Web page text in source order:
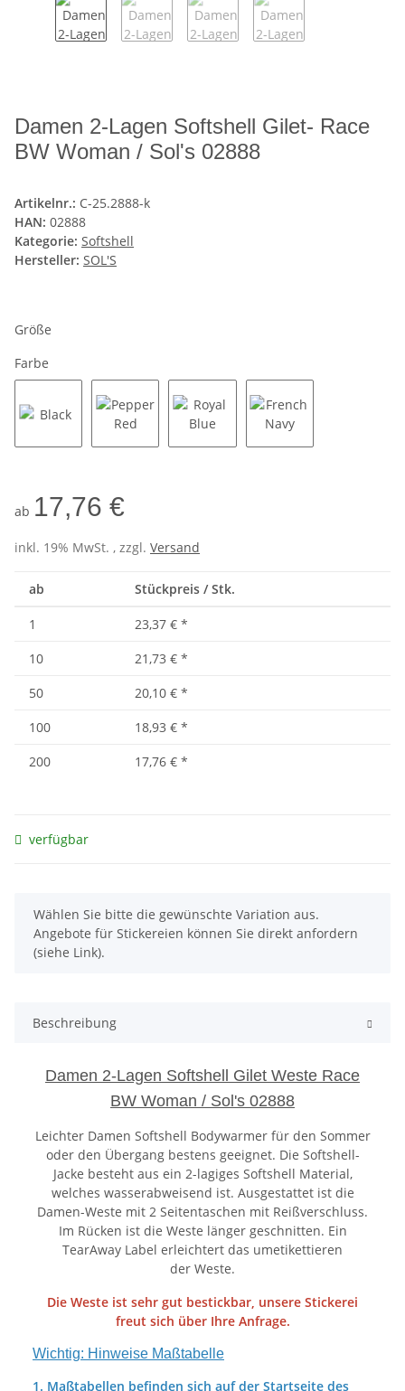
Damen 2-Lagen Softshell Gilet- Race
BW Woman / Sol's 02888
Artikelnr.: C-25.2888-k
HAN: 02888
Kategorie: Softshell
Hersteller: SOL'S
Größe
Farbe
ab 17,76 €
inkl. 19% MwSt. , zzgl. Versand
ab Stückpreis / Stk.
1 23,37 € *
10
21,73 € *
50
20,10 € *
100
18,93 € *
200
17,76 € *
verfügbar
x
Wählen Sie bitte die gewünschte Variation aus.
Angebote für Stickereien können Sie direkt anfordern
(siehe Link).
Beschreibung
Damen 2-Lagen Softshell Gilet Weste Race
BW Woman / Sol's 02888
Leichter Damen Softshell Bodywarmer für den Sommer
oder den Übergang bestens geeignet. Die Softshell-
Jacke besteht aus ein 2-lagiges Softshell Material,
welches wasserabweisend ist. Ausgestattet ist die
Damen-Weste mit 2 Seitentaschen mit Reißverschluss.
Im Rücken ist die Weste länger geschnitten. Ein
TearAway Label erleichtert das umetikettieren
der Weste.
Die Weste ist sehr gut bestickbar, unsere Stickerei
freut sich über Ihre Anfrage.
Wichtig: Hinweise Maßtabelle
1. Maßtabellen befinden sich auf der Startseite des